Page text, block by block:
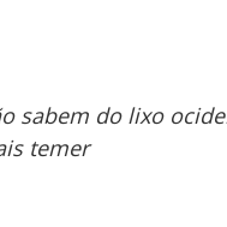
sabem do lixo
temer